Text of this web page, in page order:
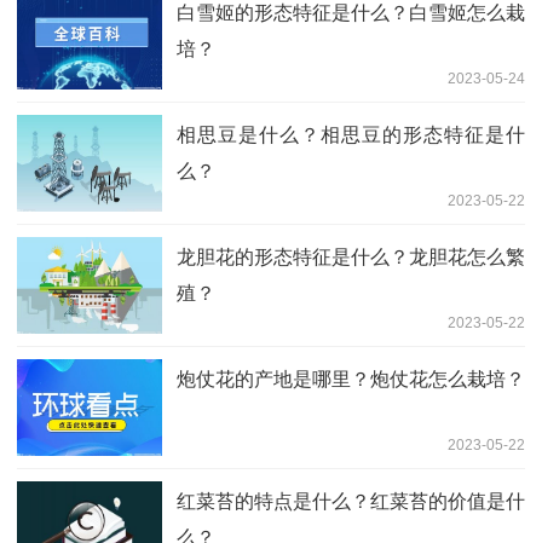
白雪姬的形态特征是什么？白雪姬怎么栽
培？
2023-05-24
相思豆是什么？相思豆的形态特征是什
么？
2023-05-22
龙胆花的形态特征是什么？龙胆花怎么繁
殖？
2023-05-22
炮仗花的产地是哪里？炮仗花怎么栽培？
2023-05-22
红菜苔的特点是什么？红菜苔的价值是什
么？